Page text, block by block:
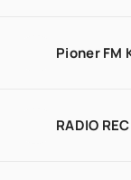
Pioner FM
RADIO